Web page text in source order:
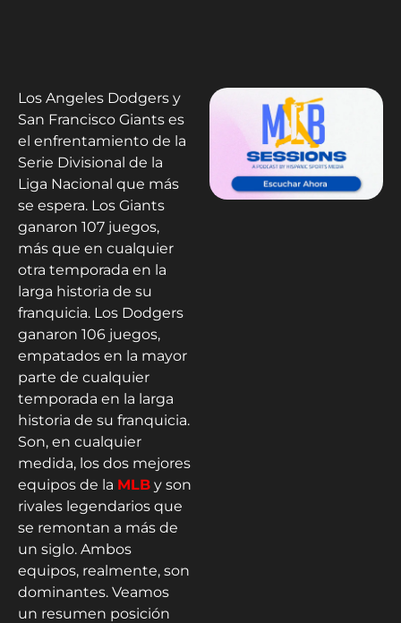
Los Angeles Dodgers y
San Francisco Giants es
el enfrentamiento de la
Serie Divisional de la
Liga Nacional que más
se espera. Los Giants
ganaron 107 juegos,
más que en cualquier
otra temporada en la
larga historia de su
franquicia. Los Dodgers
ganaron 106 juegos,
empatados en la mayor
parte de cualquier
temporada en la larga
historia de su franquicia.
Son, en cualquier
medida, los dos mejores
equipos de la MLB y son
rivales legendarios que
se remontan a más de
un siglo. Ambos
equipos, realmente, son
dominantes. Veamos
un resumen posición